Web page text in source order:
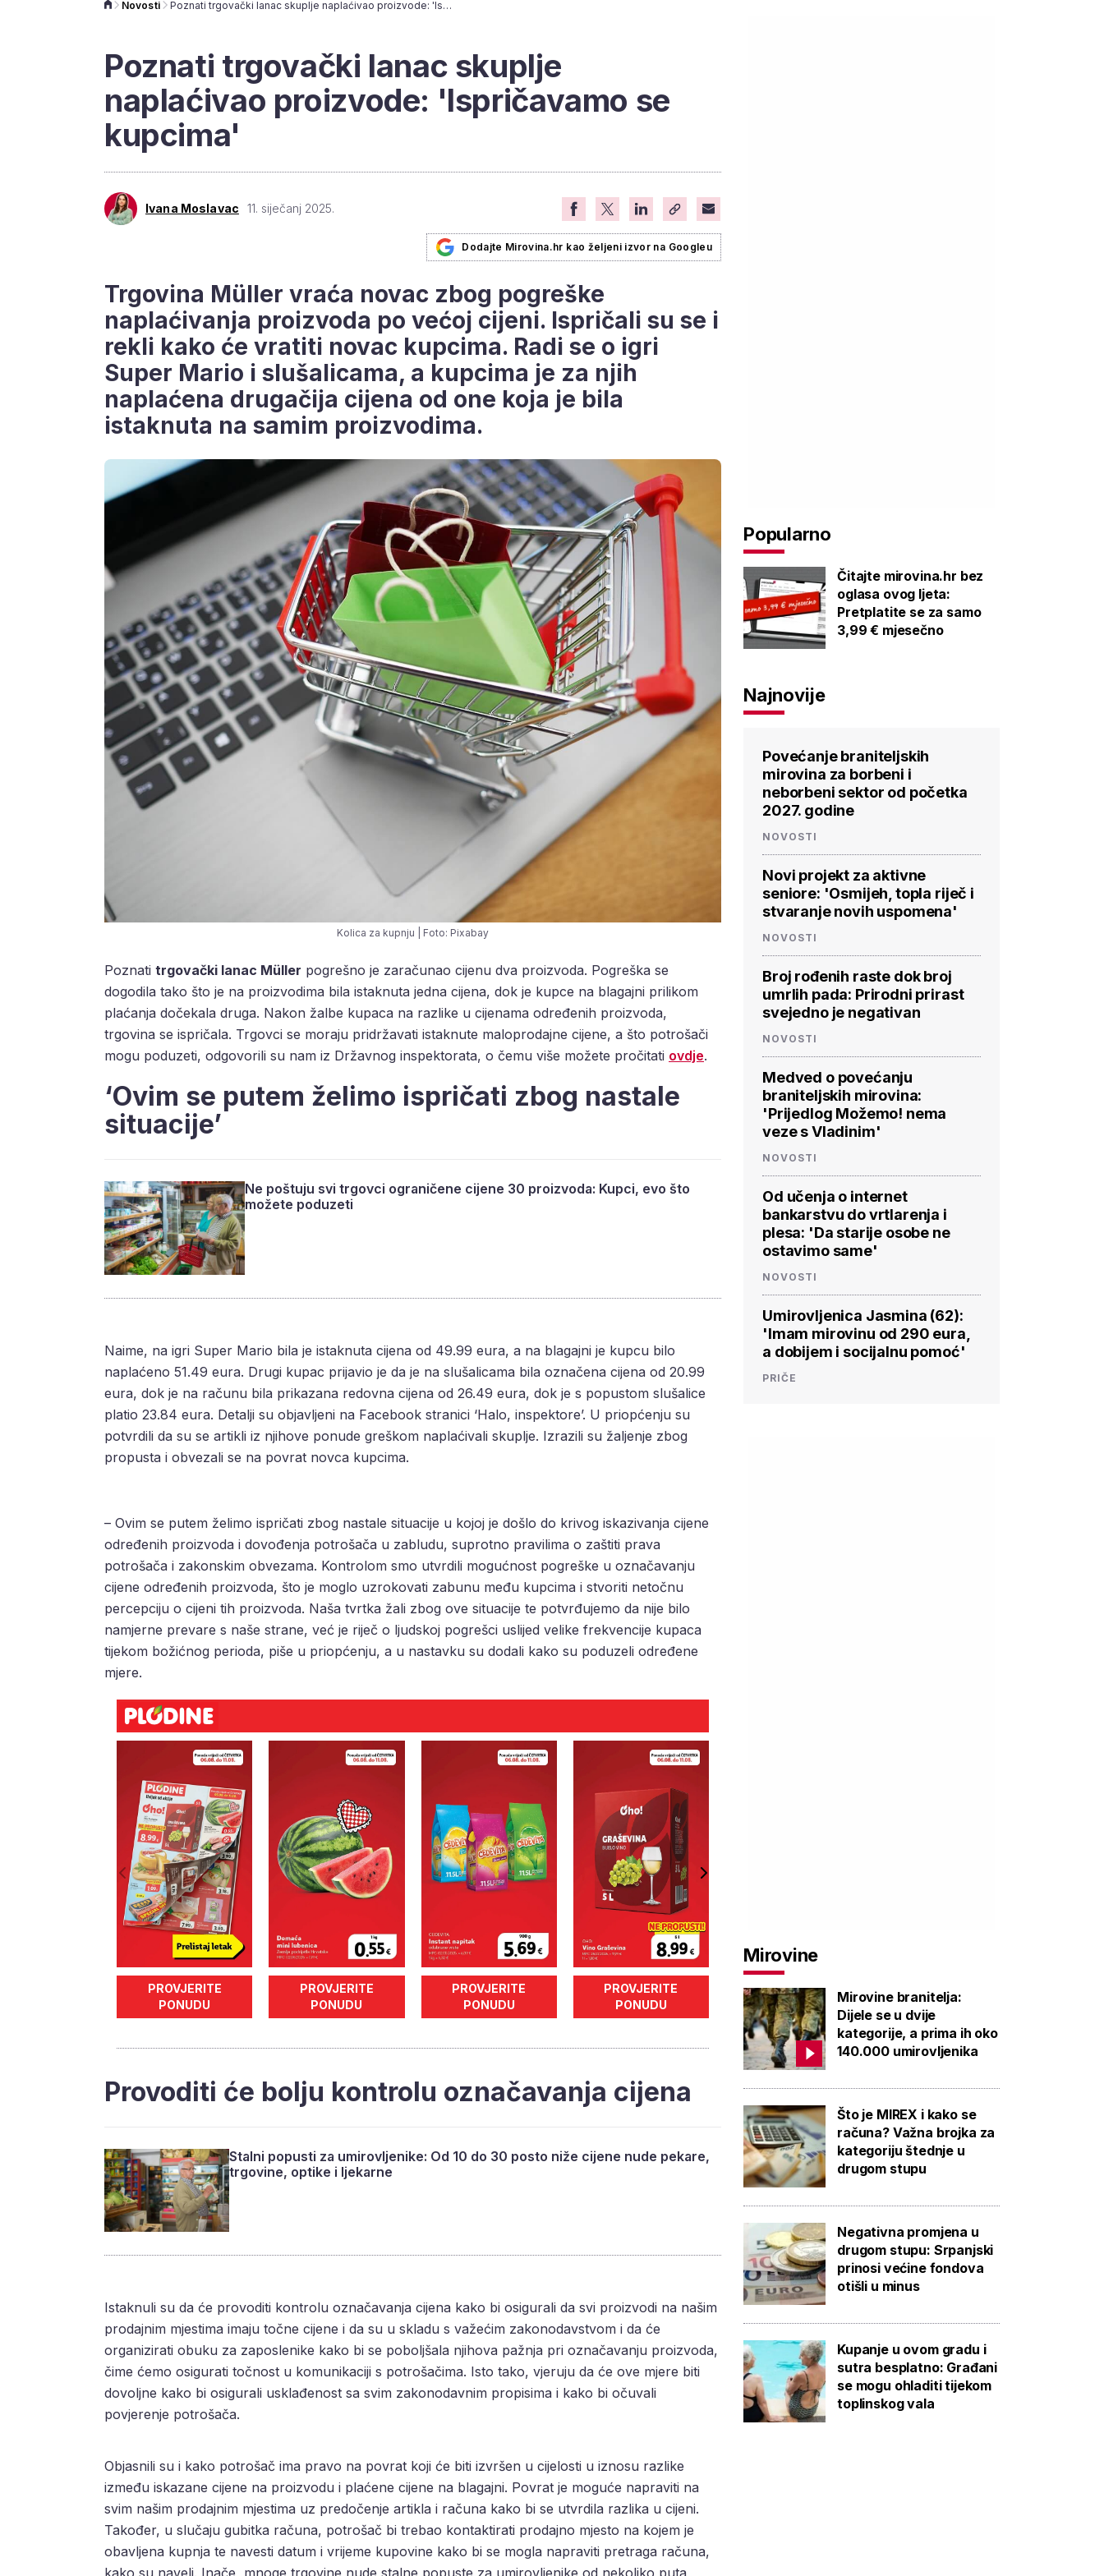
Novosti Poznati trgovački lanac skuplje naplaćivao proizvode: 'Ispričavamo se kupcima'
Poznati trgovački lanac skuplje
naplaćivao proizvode: 'Ispričavamo se
kupcima'
Ivana Moslavac 11. siječanj 2025.
Dodajte Mirovina.hr kao željeni izvor na Googleu
Trgovina Müller vraća novac zbog pogreške
naplaćivanja proizvoda po većoj cijeni. Ispričali su se i
rekli kako će vratiti novac kupcima. Radi se o igri
Super Mario i slušalicama, a kupcima je za njih
naplaćena drugačija cijena od one koja je bila
istaknuta na samim proizvodima.
Kolica za kupnju | Foto: Pixabay
Poznati trgovački lanac Müller pogrešno je zaračunao cijenu dva proizvoda. Pogreška se
dogodila tako što je na proizvodima bila istaknuta jedna cijena, dok je kupce na blagajni prilikom
plaćanja dočekala druga. Nakon žalbe kupaca na razlike u cijenama određenih proizvoda,
trgovina se ispričala. Trgovci se moraju pridržavati istaknute maloprodajne cijene, a što potrošači
mogu poduzeti, odgovorili su nam iz Državnog inspektorata, o čemu više možete pročitati ovdje.
‘Ovim se putem želimo ispričati zbog nastale
situacije’
Ne poštuju svi trgovci ograničene cijene 30 proizvoda: Kupci, evo što
možete poduzeti
Naime, na igri Super Mario bila je istaknuta cijena od 49.99 eura, a na blagajni je kupcu bilo
naplaćeno 51.49 eura. Drugi kupac prijavio je da je na slušalicama bila označena cijena od 20.99
eura, dok je na računu bila prikazana redovna cijena od 26.49 eura, dok je s popustom slušalice
platio 23.84 eura. Detalji su objavljeni na Facebook stranici ‘Halo, inspektore’. U priopćenju su
potvrdili da su se artikli iz njihove ponude greškom naplaćivali skuplje. Izrazili su žaljenje zbog
propusta i obvezali se na povrat novca kupcima.
– Ovim se putem želimo ispričati zbog nastale situacije u kojoj je došlo do krivog iskazivanja cijene
određenih proizvoda i dovođenja potrošača u zabludu, suprotno pravilima o zaštiti prava
potrošača i zakonskim obvezama. Kontrolom smo utvrdili mogućnost pogreške u označavanju
cijene određenih proizvoda, što je moglo uzrokovati zabunu među kupcima i stvoriti netočnu
percepciju o cijeni tih proizvoda. Naša tvrtka žali zbog ove situacije te potvrđujemo da nije bilo
namjerne prevare s naše strane, već je riječ o ljudskoj pogrešci uslijed velike frekvencije kupaca
tijekom božićnog perioda, piše u priopćenju, a u nastavku su dodali kako su poduzeli određene
mjere.
PROVJERITE
PONUDU
PROVJERITE
PONUDU
PROVJERITE
PONUDU
PROVJERITE
PONUDU
PROVJERITE
PONUDU
PROVJERITE
PONUDU
Provoditi će bolju kontrolu označavanja cijena
Stalni popusti za umirovljenike: Od 10 do 30 posto niže cijene nude pekare,
trgovine, optike i ljekarne
Istaknuli su da će provoditi kontrolu označavanja cijena kako bi osigurali da svi proizvodi na našim
prodajnim mjestima imaju točne cijene i da su u skladu s važećim zakonodavstvom i da će
organizirati obuku za zaposlenike kako bi se poboljšala njihova pažnja pri označavanju proizvoda,
čime ćemo osigurati točnost u komunikaciji s potrošačima. Isto tako, vjeruju da će ove mjere biti
dovoljne kako bi osigurali usklađenost sa svim zakonodavnim propisima i kako bi očuvali
povjerenje potrošača.
Objasnili su i kako potrošač ima pravo na povrat koji će biti izvršen u cijelosti u iznosu razlike
između iskazane cijene na proizvodu i plaćene cijene na blagajni. Povrat je moguće napraviti na
svim našim prodajnim mjestima uz predočenje artikla i računa kako bi se utvrdila razlika u cijeni.
Također, u slučaju gubitka računa, potrošač bi trebao kontaktirati prodajno mjesto na kojem je
obavljena kupnja te navesti datum i vrijeme kupovine kako bi se mogla napraviti pretraga računa,
Popularno
Čitajte mirovina.hr bez
oglasa ovog ljeta:
Pretplatite se za samo
3,99 € mjesečno
Najnovije
Povećanje braniteljskih
mirovina za borbeni i
neborbeni sektor od početka
2027. godine
NOVOSTI
Novi projekt za aktivne
seniore: 'Osmijeh, topla riječ i
stvaranje novih uspomena'
NOVOSTI
Broj rođenih raste dok broj
umrlih pada: Prirodni prirast
svejedno je negativan
NOVOSTI
Medved o povećanju
braniteljskih mirovina:
'Prijedlog Možemo! nema
veze s Vladinim'
NOVOSTI
Od učenja o internet
bankarstvu do vrtlarenja i
plesa: 'Da starije osobe ne
ostavimo same'
NOVOSTI
Umirovljenica Jasmina (62):
'Imam mirovinu od 290 eura,
a dobijem i socijalnu pomoć'
PRIČE
Mirovine
Mirovine branitelja:
Dijele se u dvije
kategorije, a prima ih oko
140.000 umirovljenika
Što je MIREX i kako se
računa? Važna brojka za
kategoriju štednje u
drugom stupu
Negativna promjena u
drugom stupu: Srpanjski
prinosi većine fondova
otišli u minus
Kupanje u ovom gradu i
sutra besplatno: Građani
se mogu ohladiti tijekom
toplinskog vala